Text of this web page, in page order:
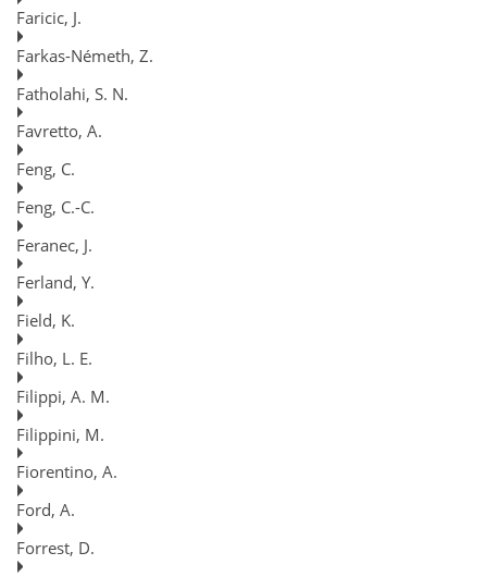
Faricic, J.
Farkas-Németh, Z.
Fatholahi, S. N.
Favretto, A.
Feng, C.
Feng, C.-C.
Feranec, J.
Ferland, Y.
Field, K.
Filho, L. E.
Filippi, A. M.
Filippini, M.
Fiorentino, A.
Ford, A.
Forrest, D.